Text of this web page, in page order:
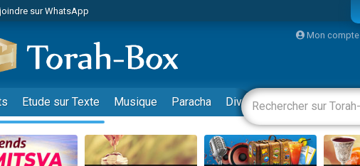
sur WhatsApp
un don pour Événements Torah-Box
un don pour Tsédaka : pauvres d'Israel
sur WhatsApp
une bénédiction
un don pour Diane, 80 ans, dans un appartement insalubre
en groupe sur Zoom
Mon compte
Etude sur Texte Musique Paracha Divertissements Livres